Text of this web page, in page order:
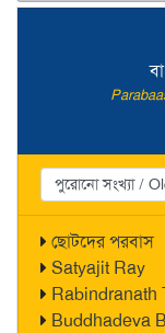
ছোটদের পরবাস
Satyajit Ray
Rabindranath
Buddhadeva